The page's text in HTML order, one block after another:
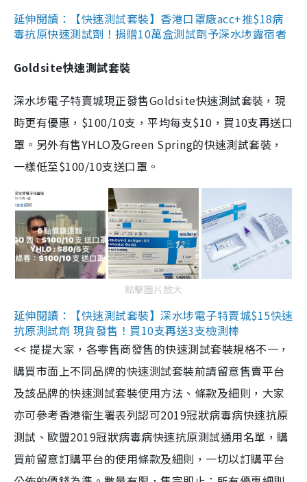
延伸閱讀：【快速測試套裝】香港口罩廠acc+推$18病
毒抗原快速測試劑！捐贈10萬盒測試劑予深水埗露宿者
Goldsite快速測試套裝
深水埗電子特賣城現正發售Goldsite快速測試套裝，現
時更有優惠，$100/10支，平均每支$10，買10支再送口
罩。另外有售YHLO及Green Spring的快速測試套裝，
一樣低至$100/10支送口罩。
點擊圖片放大
延伸閱讀：【快速測試套裝】深水埗電子特賣城$15快速
抗原測試劑 現貨發售！買10支再送3支檢測棒
<< 提提大家，各零售商發售的快速測試套裝規格不一，
購買市面上不同品牌的快速測試套裝前請留意售賣平台
及該品牌的快速測試套裝使用方法、條款及細則，大家
亦可參考香港衞生署表列認可2019冠狀病毒病快速抗原
測試、歐盟2019冠狀病毒病快速抗原測試通用名單，購
買前留意訂購平台的使用條款及細則，一切以訂購平台